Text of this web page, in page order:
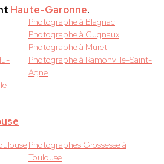
Haute-Garonne.
Photographe à Blagnac
Photographe à Cugnaux
Photographe à Muret
Photographe à Ramonville-Saint-
Agne
Photographes Grossesse à
Toulouse